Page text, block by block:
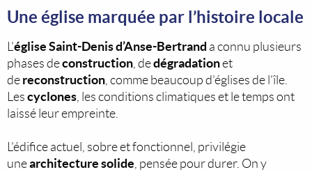
Une église marquée par l’histoire locale
L’église Saint-Denis d’Anse-Bertrand a connu plusieurs
phases deconstruction, dedégradationet
de reconstruction, comme beaucoup d’églises de l’île.
Les cyclones, les conditions climatiques et le temps ont
laissé leur empreinte.
L’édifice actuel, sobre et fonctionnel, privilégie
unearchitecture solide, pensée pour durer. On y